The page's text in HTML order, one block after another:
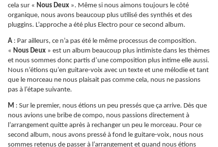
cela sur « Nous Deux ». Même si nous aimons toujours le côté
organique, nous avons beaucoup plus utilisé des synthés et des
pluggins. L’approche a été plus Electro pour ce second album.
A : Par ailleurs, ce n’a pas été le même processus de composition.
« Nous Deux » est un album beaucoup plus intimiste dans les thèmes
et nous sommes donc partis d’une composition plus intime elle aussi.
Nous n’étions qu’en guitare-voix avec un texte et une mélodie et tant
que le morceau ne nous plaisait pas comme cela, nous ne passions
pas à l’étape suivante.
M : Sur le premier, nous étions un peu pressés que ça arrive. Dès que
nous avions une bribe de compo, nous passions directement à
l’arrangement quitte après à rechanger un peu le morceau. Pour ce
second album, nous avons pressé à fond le guitare-voix, nous nous
sommes retenus de passer à l’arrangement et quand nous étions